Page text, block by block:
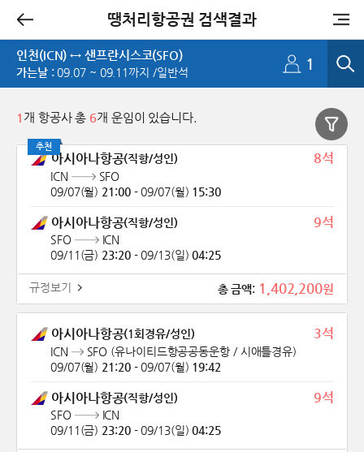
땡처리항공권 검색결과
인천(ICN) ↔ 샌프란시스코(SFO)
가는날 :09.07 ~ 09.11까지 /일반석 1
1 개 항공사 총 6개 운임이 있습니다.
추천
추천
아시아나항공(직항/성인) 8석
ICN
SFO
09/07(월) 21:00 - 09/07(월) 15:30
아시아나항공(직항/성인) 9석
SFO
ICN
09/11(금) 23:20 - 09/13(일) 04:25
총 금액: 1,402,200원
규정보기
아시아나항공(1회경유/성인) 3석
ICN SFO (유나이티드항공공동운항 / 시애틀경유)
09/07(월) 21:20 - 09/07(월) 19:42
아시아나항공(직항/성인) 9석
SFO
ICN
09/11(금) 23:20 - 09/13(일) 04:25